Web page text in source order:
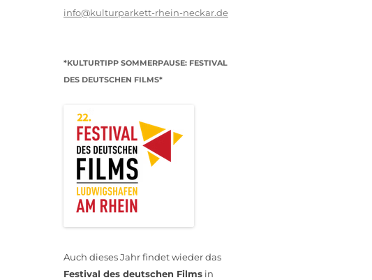
info@kulturparkett-rhein-neckar.de
*KULTURTIPP SOMMERPAUSE: FESTIVAL
DES DEUTSCHEN FILMS*
Auch dieses Jahr findet wieder das
Festival des deutschen Films in